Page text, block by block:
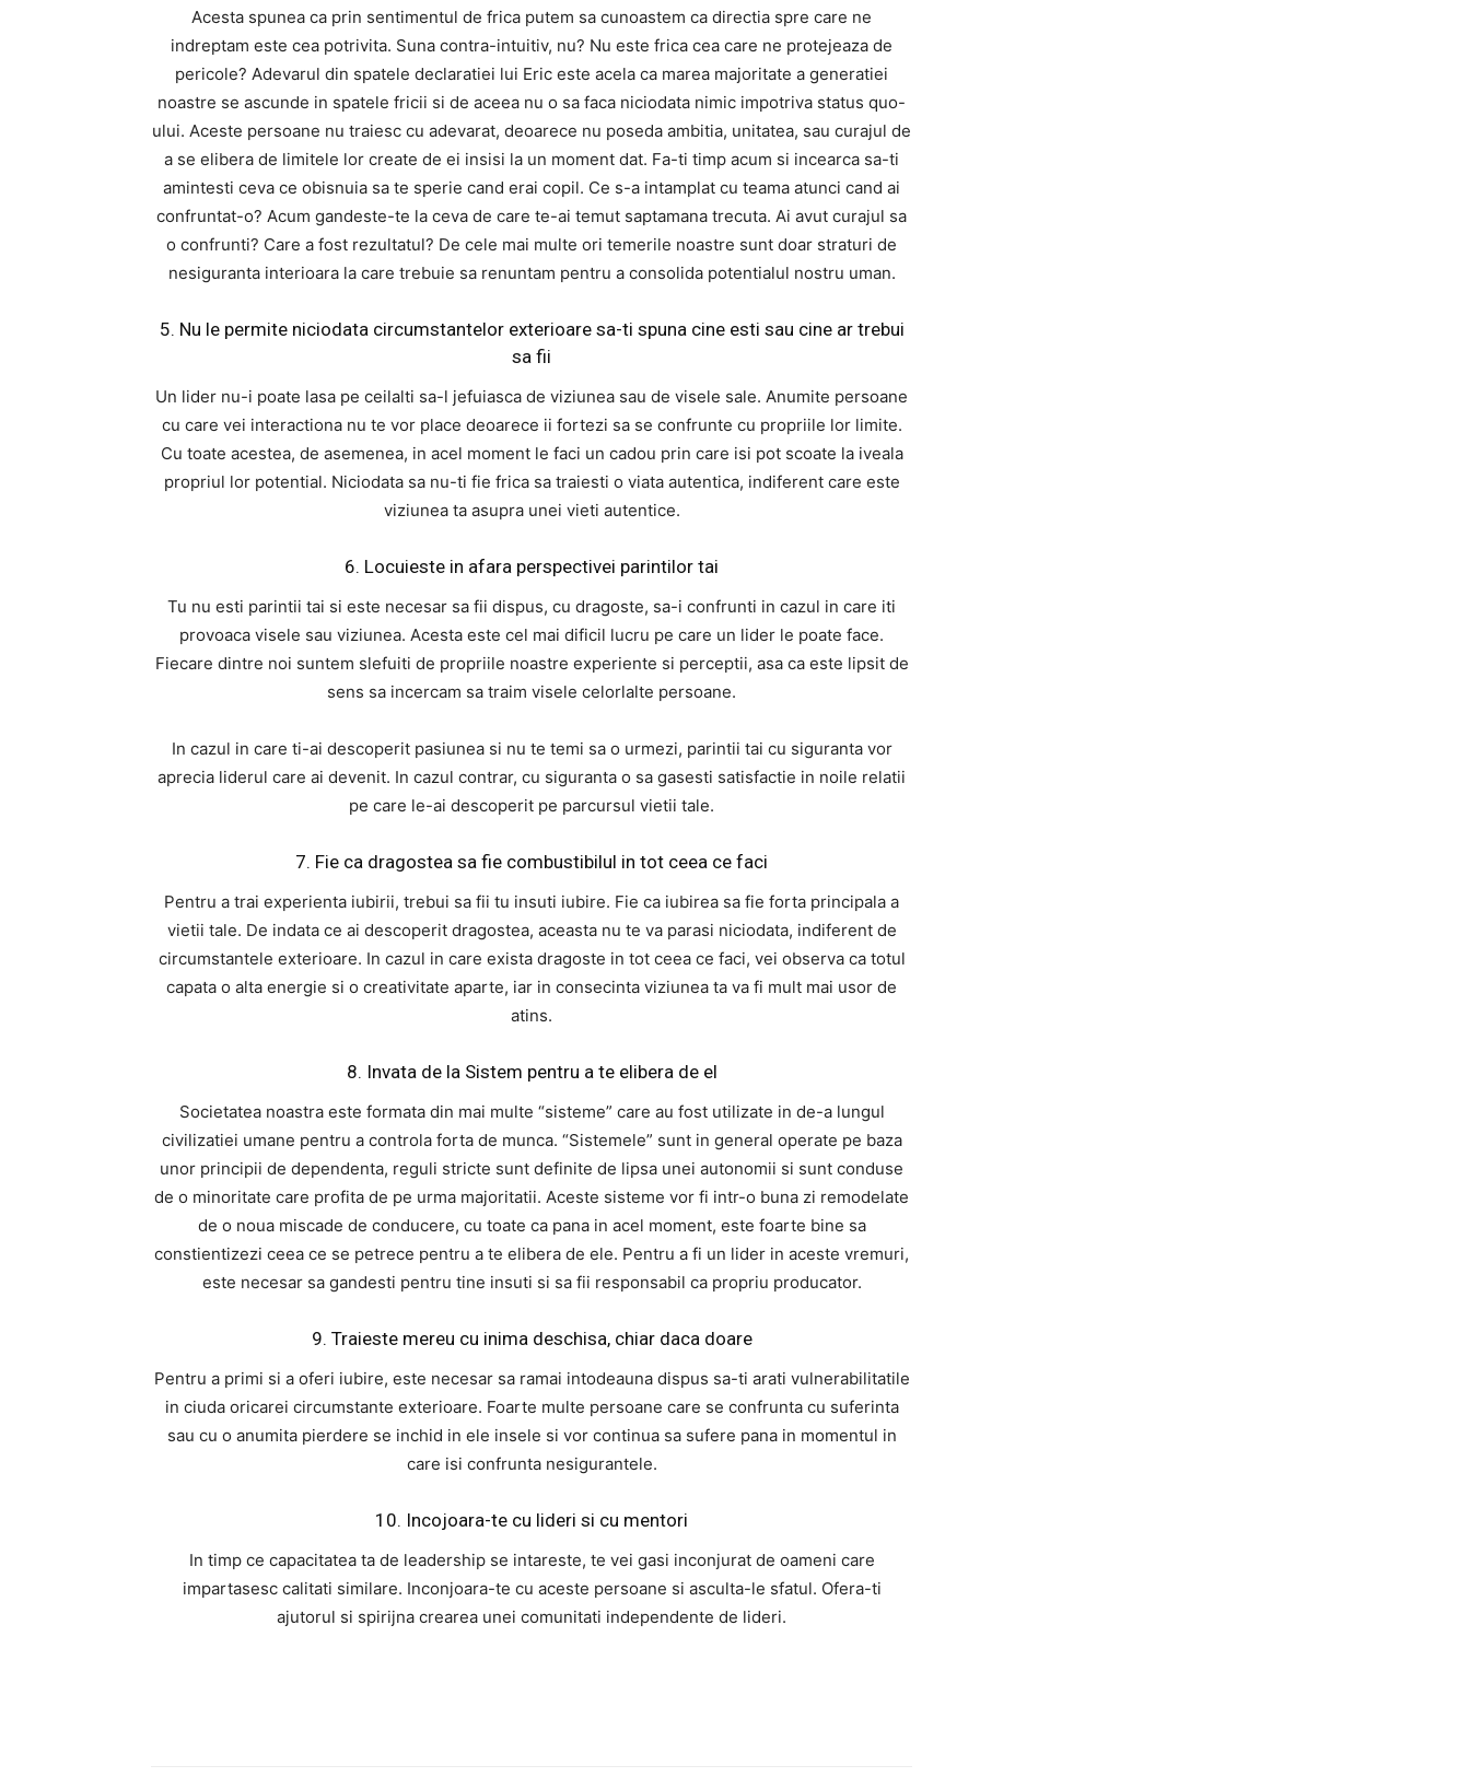
Acesta spunea ca prin sentimentul de frica putem sa cunoastem ca directia spre care ne
indreptam este cea potrivita. Suna contra-intuitiv, nu? Nu este frica cea care ne protejeaza de
pericole? Adevarul din spatele declaratiei lui Eric este acela ca marea majoritate a generatiei
noastre se ascunde in spatele fricii si de aceea nu o sa faca niciodata nimic impotriva status quo-
ului. Aceste persoane nu traiesc cu adevarat, deoarece nu poseda ambitia, unitatea, sau curajul de
a se elibera de limitele lor create de ei insisi la un moment dat. Fa-ti timp acum si incearca sa-ti
amintesti ceva ce obisnuia sa te sperie cand erai copil. Ce s-a intamplat cu teama atunci cand ai
confruntat-o? Acum gandeste-te la ceva de care te-ai temut saptamana trecuta. Ai avut curajul sa
o confrunti? Care a fost rezultatul? De cele mai multe ori temerile noastre sunt doar straturi de
nesiguranta interioara la care trebuie sa renuntam pentru a consolida potentialul nostru uman.
5. Nu le permite niciodata circumstantelor exterioare sa-ti spuna cine esti sau cine ar trebui
sa fii
Un lider nu-i poate lasa pe ceilalti sa-l jefuiasca de viziunea sau de visele sale. Anumite persoane
cu care vei interactiona nu te vor place deoarece ii fortezi sa se confrunte cu propriile lor limite.
Cu toate acestea, de asemenea, in acel moment le faci un cadou prin care isi pot scoate la iveala
propriul lor potential. Niciodata sa nu-ti fie frica sa traiesti o viata autentica, indiferent care este
viziunea ta asupra unei vieti autentice.
6. Locuieste in afara perspectivei parintilor tai
Tu nu esti parintii tai si este necesar sa fii dispus, cu dragoste, sa-i confrunti in cazul in care iti
provoaca visele sau viziunea. Acesta este cel mai dificil lucru pe care un lider le poate face.
Fiecare dintre noi suntem slefuiti de propriile noastre experiente si perceptii, asa ca este lipsit de
sens sa incercam sa traim visele celorlalte persoane.
In cazul in care ti-ai descoperit pasiunea si nu te temi sa o urmezi, parintii tai cu siguranta vor
aprecia liderul care ai devenit. In cazul contrar, cu siguranta o sa gasesti satisfactie in noile relatii
pe care le-ai descoperit pe parcursul vietii tale.
7. Fie ca dragostea sa fie combustibilul in tot ceea ce faci
Pentru a trai experienta iubirii, trebui sa fii tu insuti iubire. Fie ca iubirea sa fie forta principala a
vietii tale. De indata ce ai descoperit dragostea, aceasta nu te va parasi niciodata, indiferent de
circumstantele exterioare. In cazul in care exista dragoste in tot ceea ce faci, vei observa ca totul
capata o alta energie si o creativitate aparte, iar in consecinta viziunea ta va fi mult mai usor de
atins.
8. Invata de la Sistem pentru a te elibera de el
Societatea noastra este formata din mai multe “sisteme” care au fost utilizate in de-a lungul
civilizatiei umane pentru a controla forta de munca. “Sistemele” sunt in general operate pe baza
unor principii de dependenta, reguli stricte sunt definite de lipsa unei autonomii si sunt conduse
de o minoritate care profita de pe urma majoritatii. Aceste sisteme vor fi intr-o buna zi remodelate
de o noua miscade de conducere, cu toate ca pana in acel moment, este foarte bine sa
constientizezi ceea ce se petrece pentru a te elibera de ele. Pentru a fi un lider in aceste vremuri,
este necesar sa gandesti pentru tine insuti si sa fii responsabil ca propriu producator.
9. Traieste mereu cu inima deschisa, chiar daca doare
Pentru a primi si a oferi iubire, este necesar sa ramai intodeauna dispus sa-ti arati vulnerabilitatile
in ciuda oricarei circumstante exterioare. Foarte multe persoane care se confrunta cu suferinta
sau cu o anumita pierdere se inchid in ele insele si vor continua sa sufere pana in momentul in
care isi confrunta nesigurantele.
10. Incojoara-te cu lideri si cu mentori
In timp ce capacitatea ta de leadership se intareste, te vei gasi inconjurat de oameni care
impartasesc calitati similare. Inconjoara-te cu aceste persoane si asculta-le sfatul. Ofera-ti
ajutorul si spirijna crearea unei comunitati independente de lideri.